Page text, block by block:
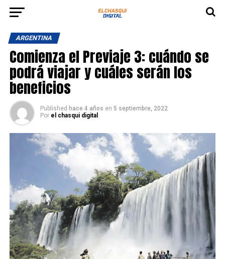
ARGENTINA
Comienza el Previaje 3: cuándo se
podrá viajar y cuáles serán los
beneficios
Published hace 4 años en 5 septiembre, 2022
Por el chasqui digital